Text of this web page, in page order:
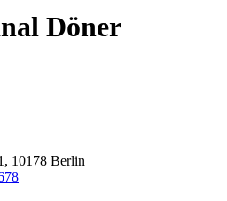
Döner
10178 Berlin